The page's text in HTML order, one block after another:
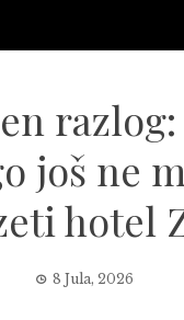
razlog:
još ne
hotel
8 Jula, 2026